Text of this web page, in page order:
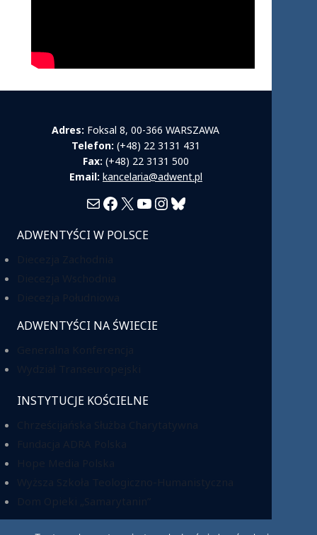
Adres: Foksal 8, 00-366 WARSZAWA
Telefon: (+48) 22 3131 431
Fax: (+48) 22 3131 500
Email: kancelaria@adwent.pl
MailFacebook
X YouTube
Instagram
Bluesky
ADWENTYŚCI W POLSCE
ADWENTYŚCI NA ŚWIECIE
INSTYTUCJE KOŚCIELNE